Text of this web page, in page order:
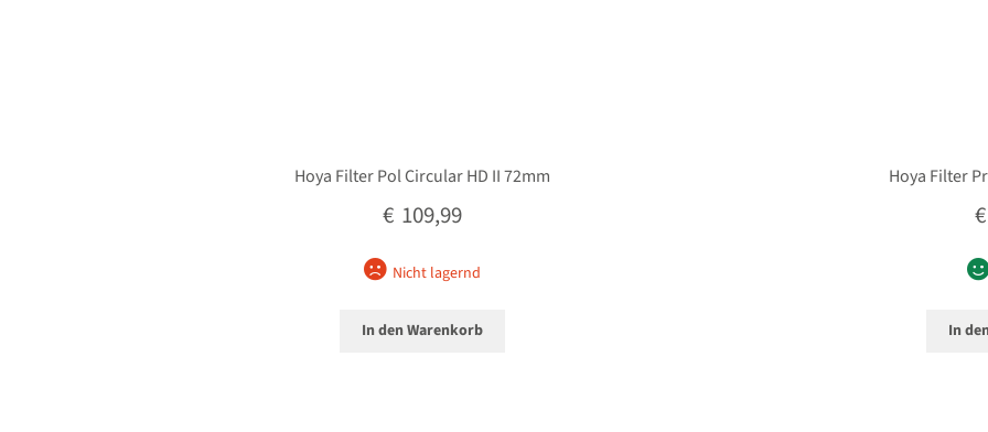
Hoya Filter Pol Circular HD II 72mm
€ 109,99
Nicht lagernd
In den Warenkorb
Hoya Filter
€
In